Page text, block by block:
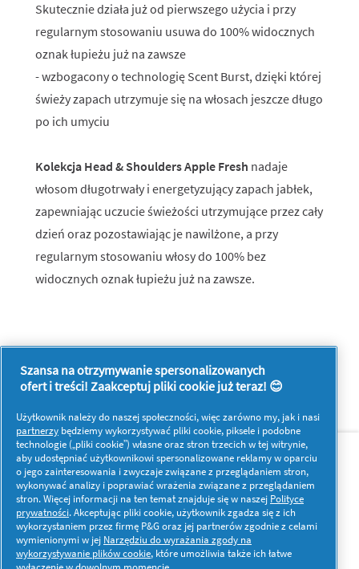
Skutecznie działa już od pierwszego użycia i przy
regularnym stosowaniu usuwa do 100% widocznych
oznak łupieżu już na zawsze
- wzbogacony o technologię Scent Burst, dzięki której
świeży zapach utrzymuje się na włosach jeszcze długo
po ich umyciu
Kolekcja Head & Shoulders Apple Fresh nadaje
włosom długotrwały i energetyzujący zapach jabłek,
zapewniając uczucie świeżości utrzymujące przez cały
dzień oraz pozostawiając je nawilżone, a przy
regularnym stosowaniu włosy do 100% bez
widocznych oznak łupieżu już na zawsze.
O nas Kontakt
Więcej inspiracji
Szansa na otrzymywanie spersonalizowanych
ofert i treści! Zaakceptuj pliki cookie już teraz! 😊
Użytkownik należy do naszej społeczności, więc zarówno my, jak i nasi
partnerzy będziemy wykorzystywać pliki cookie, piksele i podobne
technologie („pliki cookie”) własne oraz stron trzecich w tej witrynie,
aby udostępniać użytkownikowi spersonalizowane reklamy w oparciu
o jego zainteresowania i zwyczaje związane z przeglądaniem stron,
wykonywać analizy i poprawiać wrażenia związane z przeglądaniem
stron. Więcej informacji na ten temat znajduje się w naszej Polityce
prywatności. Akceptując pliki cookie, użytkownik zgadza się z ich
wykorzystaniem przez firmę P&G oraz jej partnerów zgodnie z celami
wymienionymi w jej Narzędziu do wyrażania zgody na
wykorzystywanie plików cookie, które umożliwia także ich łatwe